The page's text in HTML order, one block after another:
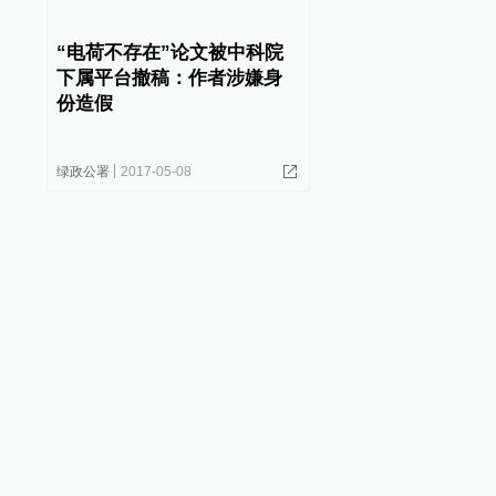
“电荷不存在”论文被中科院
下属平台撤稿：作者涉嫌身
份造假
绿政公署 2017-05-08